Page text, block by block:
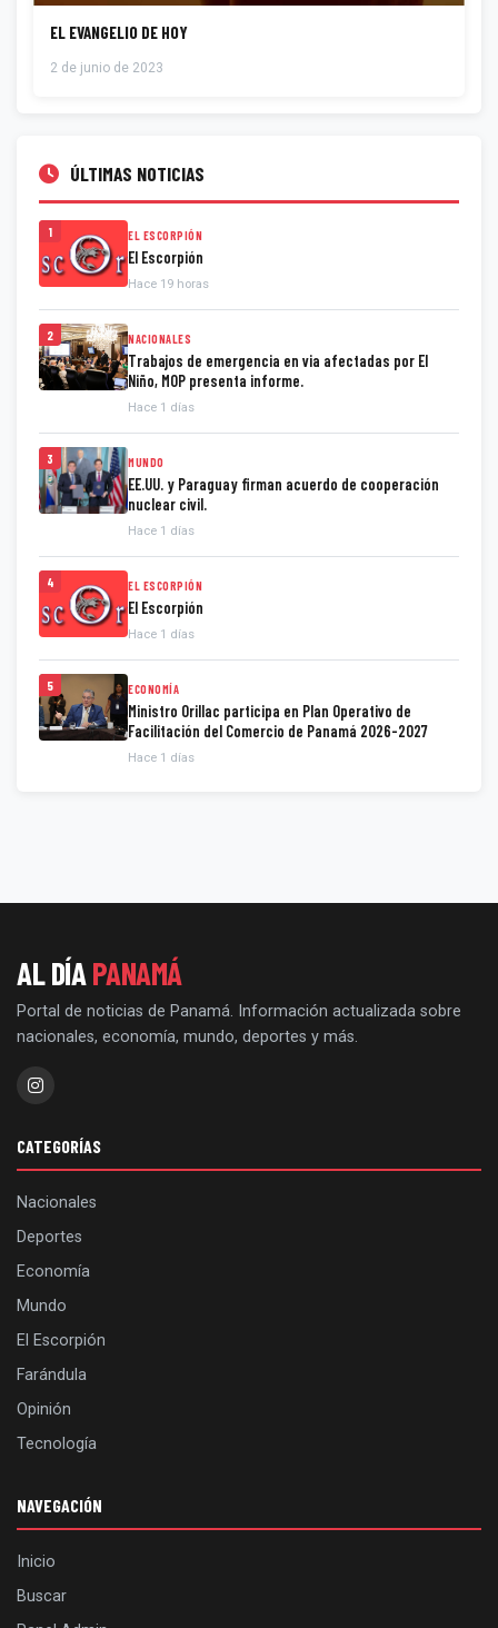
EL EVANGELIO DE HOY
2 de junio de 2023
ÚLTIMAS NOTICIAS
1 EL ESCORPIÓN
El Escorpión
Hace 19 horas
2 NACIONALES
Trabajos de emergencia en via afectadas por El
Niño, MOP presenta informe.
Hace 1 días
3 MUNDO
EE.UU. y Paraguay firman acuerdo de cooperación
nuclear civil.
Hace 1 días
4 EL ESCORPIÓN
El Escorpión
Hace 1 días
5 ECONOMÍA
Ministro Orillac participa en Plan Operativo de
Facilitación del Comercio de Panamá 2026-2027
Hace 1 días
AL DÍAPANAMÁ
Portal de noticias de Panamá. Información actualizada sobre
nacionales, economía, mundo, deportes y más.
CATEGORÍAS
Nacionales
Deportes
Economía
Mundo
El Escorpión
Farándula
Opinión
Tecnología
NAVEGACIÓN
Inicio
Buscar